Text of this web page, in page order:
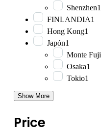
Shenzhen1
FINLANDIA1
Hong Kong1
Japón1
Monte Fuji
Osaka1
Tokio1
Show More
Price